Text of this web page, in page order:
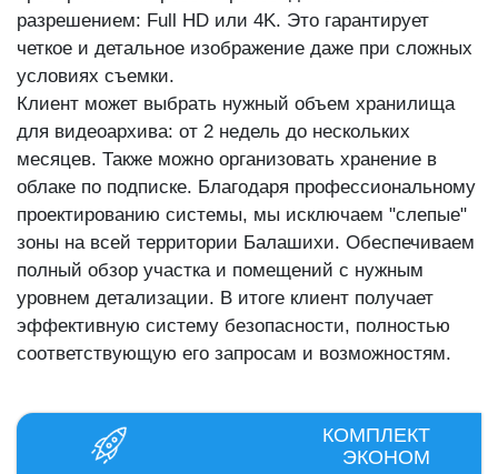
разрешением: Full HD или 4K. Это гарантирует
четкое и детальное изображение даже при сложных
условиях съемки.
Клиент может выбрать нужный объем хранилища
для видеоархива: от 2 недель до нескольких
месяцев. Также можно организовать хранение в
облаке по подписке. Благодаря профессиональному
проектированию системы, мы исключаем "слепые"
зоны на всей территории Балашихи. Обеспечиваем
полный обзор участка и помещений с нужным
уровнем детализации. В итоге клиент получает
эффективную систему безопасности, полностью
соответствующую его запросам и возможностям.
КОМПЛЕКТ
ЭКОНОМ